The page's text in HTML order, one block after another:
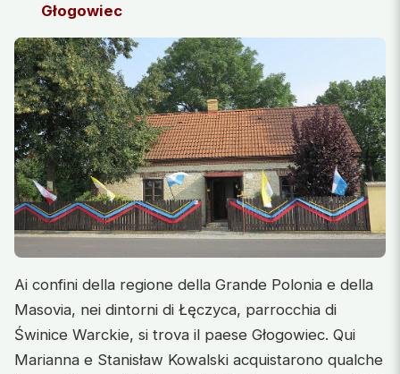
Głogowiec
Ai confini della regione della Grande Polonia e della
Masovia, nei dintorni di Łęczyca, parrocchia di
Świnice Warckie, si trova il paese Głogowiec. Qui
Marianna e Stanisław Kowalski acquistarono qualche